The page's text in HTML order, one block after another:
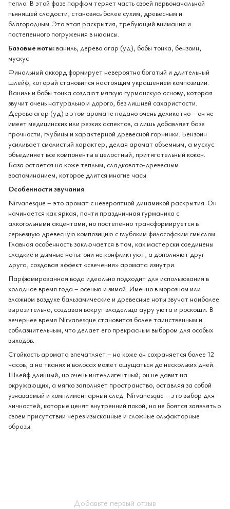
тепло. В этой фазе парфюм теряет часть своей первоначальной
пьянящей сладости, становясь более сухим, древесным и
благородным. Это этап раскрытия, требующий внимания и
постепенного погружения в нюансы.
Базовые ноты: ваниль, дерево агар (уд), бобы тонка, бензоин,
мускус
Финальный аккорд формирует невероятно богатый и длительный
шлейф, который становится настоящим украшением композиции.
Ваниль и бобы тонка создают мягкую гурманскую основу, которая
звучит очень натурально и дорого, без лишней сахаристости.
Дерево агар (уд) в этом аромате подано очень деликатно – он не
имеет медицинских или резких аспектов, а лишь добавляет базе
прочности, глубины и характерной древесной горчинки. Бензоин
усиливает смолистый характер, делая аромат объемным, а мускус
объединяет все компоненты в целостный, притягательный кокон.
База остается на коже теплым, сладковато-древесным
воспоминанием, которое длится многие часы.
Особенности звучания
Nirvanesque – это аромат с невероятной динамикой раскрытия. Он
начинается как яркая, почти праздничная гурманика с
алкогольными акцентами, но постепенно трансформируется в
серьезную древесную композицию с глубоким философским смыслом.
Главная особенность заключается в том, как мастерски соединены
сладкие и дымные ноты: они не конфликтуют, а дополняют друг
друга, создавая эффект «свечения» аромата изнутри.
Парфюмированная вода идеально подходит для использования в
холодное время года – осенью и зимой. Именно в морозном или
влажном воздухе бальзамические и древесные ноты звучат наиболее
выразительно, создавая вокруг владельца ауру уюта и роскоши. В
вечернее время Nirvanesque становится более таинственным и
соблазнительным, что делает его прекрасным выбором для особых
выходов.
Стойкость аромата впечатляет – на коже он сохраняется более 12
часов, а на тканях и волосах может ощущаться до нескольких дней.
Шлейф длинный, но очень интеллигентный; он не давит на
окружающих, а мягко заполняет пространство, оставляя за собой
узнаваемый и комплиментарный след. Nirvanesque – это выбор для
личностей, которые ценят внутренний покой, но не боятся заявлять о
своем присутствии через изысканные и сложные ольфакторные
образы.
Добавьте первый отзыв